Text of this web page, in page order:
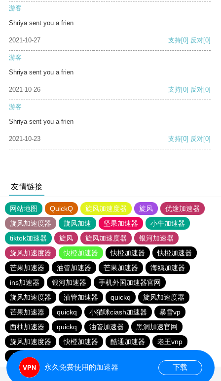
游客
Shriya sent you a frien
2021-10-27 支持[0] 反对[0]
游客
Shriya sent you a frien
2021-10-26 支持[0] 反对[0]
游客
Shriya sent you a frien
2021-10-23 支持[0] 反对[0]
友情链接
网站地图 QuickQ 旋风加速度器 旋风
优途加速器
旋风加速度器
旋风加速 坚果加速器
小牛加速器
tiktok加速器
旋风 旋风加速度器
银河加速器
旋风加速度器
快橙加速器 快橙加速器
快橙加速器
芒果加速器
油管加速器 芒果加速器
海鸥加速器
ins加速器
银河加速器
手机外国加速器官网
旋风加速度器
油管加速器 quickq
旋风加速度器
芒果加速器
quickq 小猫咪ciash加速器
暴雪vp
西柚加速器
quickq 油管加速器
黑洞加速官网
旋风加速度器
快橙加速器 酷通加速器
老王vnp
小猫咪ciash加速器
永久免费使用的加速器 下载